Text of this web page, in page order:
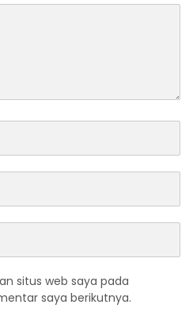
situs web saya pada
saya berikutnya.